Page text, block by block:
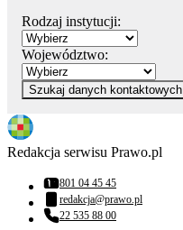
Rodzaj instytucji:
Województwo:
Szukaj danych kontaktowych
Redakcja serwisu Prawo.pl
Numer telefonu:
801 04 45 45
Adres email:
redakcja@prawo.pl
Numer telefonu:
22 535 88 00